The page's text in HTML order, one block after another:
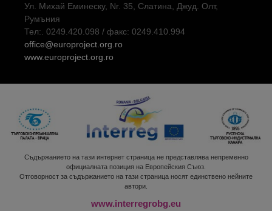
Ул. Михай Еминеску, Nr. 35, Слатина, Джуд. Олт,
Румъния
Тел:. 0249.420.098 / факс: 0249.410.994
office@europroject.org.ro
www.europroject.org.ro
Съдържанието на тази интернет страница не представлява непременно
официалната позиция на Европейския Съюз.
Отговорност за съдържанието на тази страница носят единствено нейните
автори.
www.interregrobg.eu